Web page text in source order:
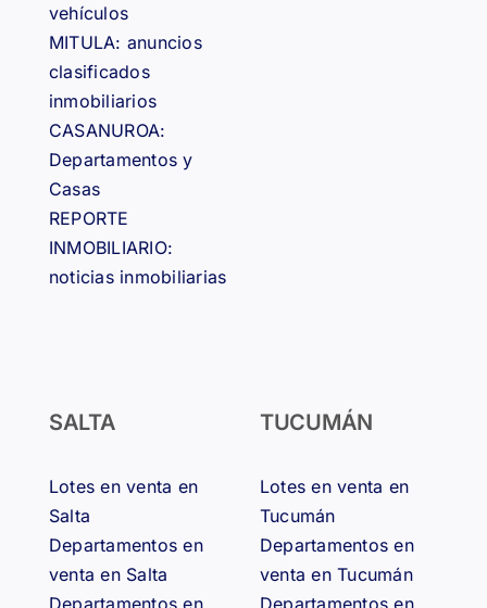
vehículos
MITULA: anuncios
clasificados
inmobiliarios
CASANUROA:
Departamentos y
Casas
REPORTE
INMOBILIARIO:
noticias inmobiliarias
SALTA
Lotes en venta en
Salta
Departamentos en
venta en Salta
Departamentos en
TUCUMÁN
Lotes en venta en
Tucumán
Departamentos en
venta en Tucumán
Departamentos en